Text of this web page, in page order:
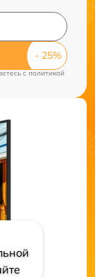
c политикой